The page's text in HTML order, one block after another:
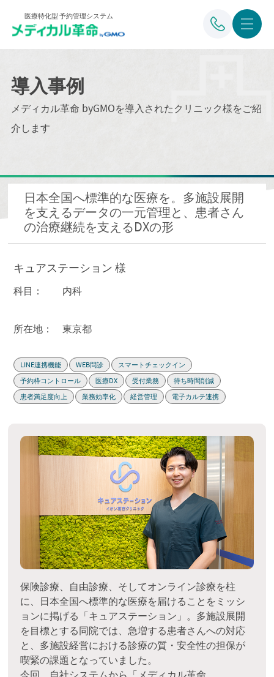
医療特化型 予約管理システム
導入事例
メディカル革命 byGMOを導入されたクリニック様をご紹
介します
日本全国へ標準的な医療を。多施設展開
を支えるデータの一元管理と、患者さん
の治療継続を支えるDXの形
キュアステーション 様
科目： 内科
所在地： 東京都
LINE連携機能 WEB問診
スマートチェックイン
予約枠コントロール
医療DX 受付業務
待ち時間削減
患者満足度向上
業務効率化 経営管理 電子カルテ連携
保険診療、自由診療、そしてオンライン診療を柱
に、日本全国へ標準的な医療を届けることをミッシ
ョンに掲げる「キュアステーション」。多施設展開
を目標とする同院では、急増する患者さんへの対応
と、多施設経営における診療の質・安全性の担保が
喫緊の課題となっていました。